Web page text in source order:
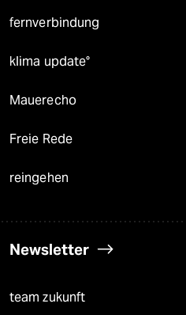
fernverbindung
klima update°
Mauerecho
Freie Rede
reingehen
Newsletter
team zukunft